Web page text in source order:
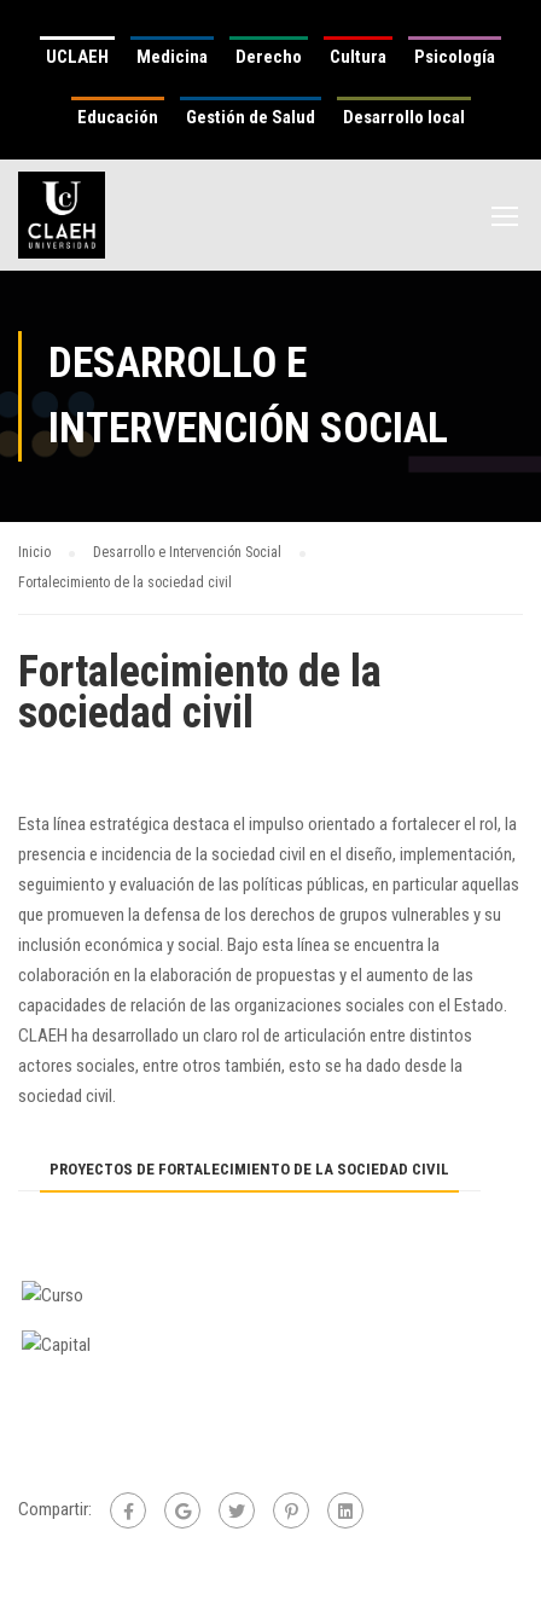
UCLAEH Medicina Derecho Cultura Psicología
Educación Gestión de Salud Desarrollo local
DESARROLLO E
INTERVENCIÓN SOCIAL
Inicio
Desarrollo e Intervención Social
Fortalecimiento de la sociedad civil
Fortalecimiento de la
sociedad civil
Esta línea estratégica destaca el impulso orientado a fortalecer el rol, la
presencia e incidencia de la sociedad civil en el diseño, implementación,
seguimiento y evaluación de las políticas públicas, en particular aquellas
que promueven la defensa de los derechos de grupos vulnerables y su
inclusión económica y social. Bajo esta línea se encuentra la
colaboración en la elaboración de propuestas y el aumento de las
capacidades de relación de las organizaciones sociales con el Estado.
CLAEH ha desarrollado un claro rol de articulación entre distintos
actores sociales, entre otros también, esto se ha dado desde la
sociedad civil.
PROYECTOS DE FORTALECIMIENTO DE LA SOCIEDAD CIVIL
Proyectos
Compartir: